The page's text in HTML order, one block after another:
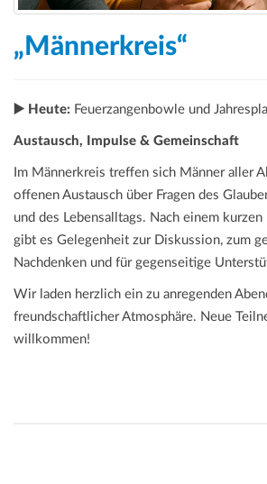
„Männerkreis“
▶️ Heute: Feuerzangenbowle und
Austausch, Impulse & Gemeinschaft
Im Männerkreis treffen sich Männer aller
offenen Austausch über Fragen des
und des Lebensalltags. Nach einem
gibt es Gelegenheit zur Diskussion, zum
Nachdenken und für gegenseitige
Wir laden herzlich ein zu anregenden
freundschaftlicher Atmosphäre. Neue
willkommen!